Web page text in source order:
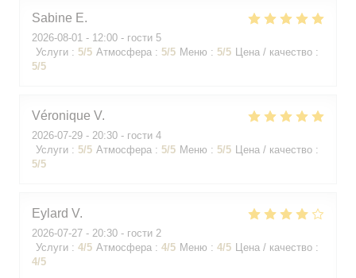
Sabine E
2026-08-01 - 12:00 - гости 5
Услуги : 5/5 Атмосфера : 5/5 Меню : 5/5 Цена / качество :
5/5
Véronique V
2026-07-29 - 20:30 - гости 4
Услуги : 5/5 Атмосфера : 5/5 Меню : 5/5 Цена / качество :
5/5
Eylard V
2026-07-27 - 20:30 - гости 2
Услуги : 4/5 Атмосфера : 4/5 Меню : 4/5 Цена / качество :
4/5